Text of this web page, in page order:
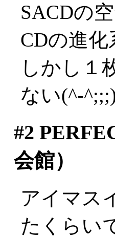
SACDの
CDの進
しかし１
ない(^-
#2
会館）
アイマス
たくらい